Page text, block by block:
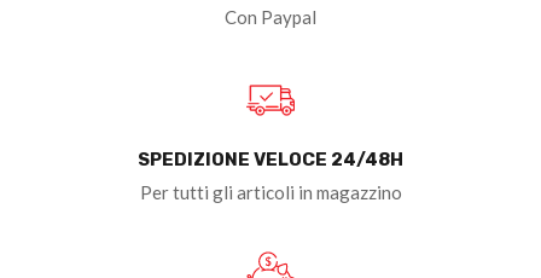
Con Paypal
SPEDIZIONE VELOCE 24/48H
Per tutti gli articoli in magazzino